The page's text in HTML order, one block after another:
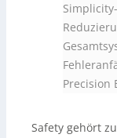
Precision
Safety gehört